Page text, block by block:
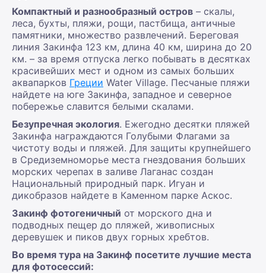
Компактный и разнообразный остров – скалы,
леса, бухты, пляжи, рощи, пастбища, античные
памятники, множество развлечений. Береговая
линия Закинфа 123 км, длина 40 км, ширина до 20
км. – за время отпуска легко побывать в десятках
красивейших мест и одном из самых больших
аквапарков Греции Water Village. Песчаные пляжи
найдете на юге Закинфа, западное и северное
побережье славится белыми скалами.
Безупречная экология. Ежегодно десятки пляжей
Закинфа награждаются Голубыми Флагами за
чистоту воды и пляжей. Для защиты крупнейшего
в Средиземноморье места гнездования больших
морских черепах в заливе Лаганас создан
Национальный природный парк. Игуан и
дикобразов найдете в Каменном парке Аскос.
Закинф фотогеничный от морского дна и
подводных пещер до пляжей, живописных
деревушек и пиков двух горных хребтов.
Во время тура на Закинф посетите лучшие места
для фотосессий: